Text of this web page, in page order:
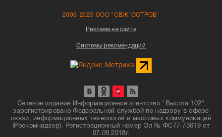
2006-2026 ООО "СВЖ"ОСТРОВ"
Реклама на сайте
Системы рекомендаций
Сетевое издание Информационное агентство "Высота 102"
зарегистрировано Федеральной службой по надзору в сфере
связи, информационных технологий и массовых коммуникаций
(Роскомнадзор). Регистрационный номер Эл № ФС77-73619 от
07.09.2018г.